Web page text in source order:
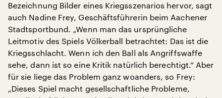
Bezeichnung Bilder eines Kriegsszenarios hervor, sagt
auch Nadine Frey, Geschäftsführerin beim Aachener
Stadtsportbund. „Wenn man das ursprüngliche
Leitmotiv des Spiels Völkerball betrachtet: Das ist die
Kriegsschlacht. Wenn ich den Ball als Angriffswaffe
sehe, dann ist so eine Kritik natürlich berechtigt.“ Aber
für sie liege das Problem ganz woanders, so Frey:
„Dieses Spiel macht gesellschaftliche Probleme,